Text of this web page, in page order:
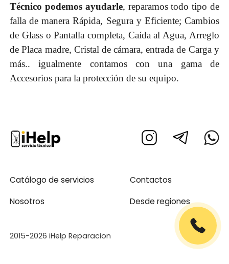
Técnico podemos ayudarle, reparamos todo tipo de
falla de manera Rápida, Segura y Eficiente; Cambios
de Glass o Pantalla completa, Caída al Agua, Arreglo
de Placa madre, Cristal de cámara, entrada de Carga y
más.. igualmente contamos con una gama de
Accesorios para la protección de su equipo.
Catálogo de servicios
Contactos
Nosotros
Desde regiones
2015-2026 iHelp Reparacion